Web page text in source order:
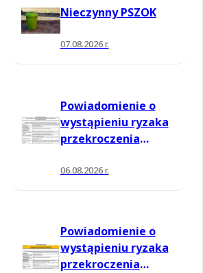
Nieczynny PSZOK
07.08.2026 r.
Powiadomienie o
wystąpieniu ryzaka
przekroczenia
informowania dla
06.08.2026 r.
Powiadomienie o
wystąpieniu ryzaka
przekroczenia